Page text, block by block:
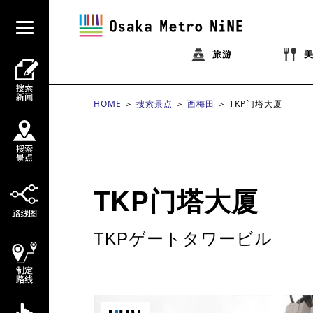
旅游
HOME 搜索景点 西梅田 TKP门塔大厦
TKP门塔大厦
TKPゲートタワービル